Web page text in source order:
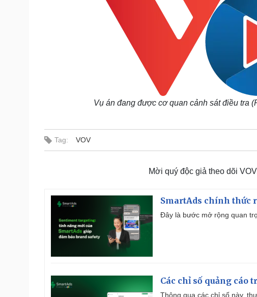
Vụ án đang được cơ quan cảnh sát điều tra
Tag: VOV
Mời quý độc giả theo dõi
SmartAds chính thức
Đây là bước mở rộng quan
Các chỉ số quảng cáo
Thông qua các chỉ số này,